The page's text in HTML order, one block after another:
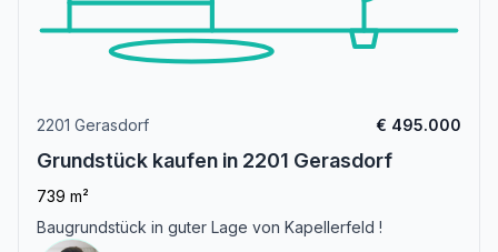
2201 Gerasdorf € 495.000
Grundstück kaufen in 2201 Gerasdorf
739 m²
Baugrundstück in guter Lage von Kapellerfeld !